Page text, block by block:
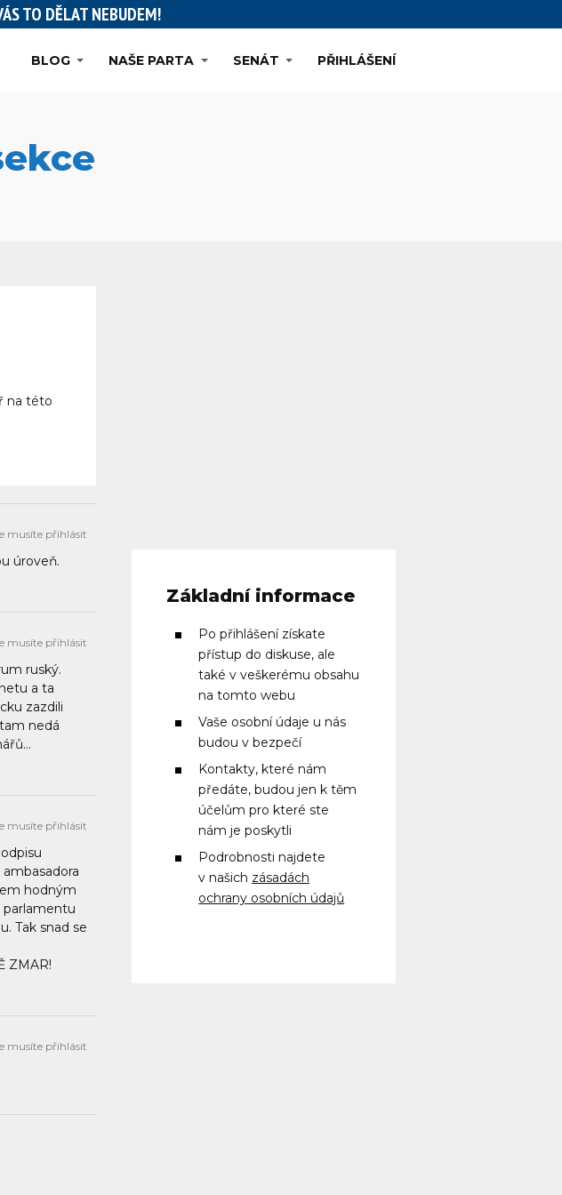
TO DĚLAT NEBUDEM!
BLOG NAŠE PARTA SENÁT PŘIHLÁŠENÍ
na této
úroveň.
musíte přihlásit
ruský.
a ta
zazdili
nedá
musíte přihlásit
hodným
parlamentu
Tak snad se
ZMAR!
musíte přihlásit
musíte přihlásit
Základní informace
Po přihlášení získate
přístup do diskuse, ale
také v veškerému obsahu
na tomto webu
Vaše osobní údaje u nás
budou v bezpečí
Kontakty, které nám
předáte, budou jen k těm
účelům pro které ste
nám je poskytli
Podrobnosti najdete
v našich zásadách
ochrany osobních údajů